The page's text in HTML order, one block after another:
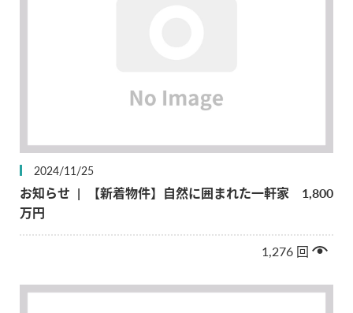
2024/11/25
お知らせ |
【新着物件】自然に囲まれた一軒家 1,800
万円
1,276 回